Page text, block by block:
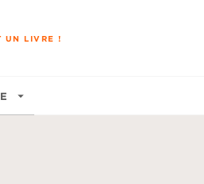
UN LIVRE !
arrow_drop_down